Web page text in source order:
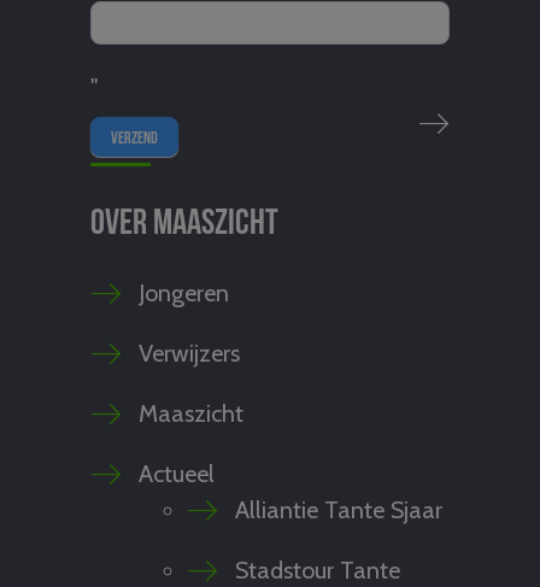
"
Over Maaszicht
Jongeren
Verwijzers
Maaszicht
Actueel
Alliantie Tante Sjaar
Stadstour Tante